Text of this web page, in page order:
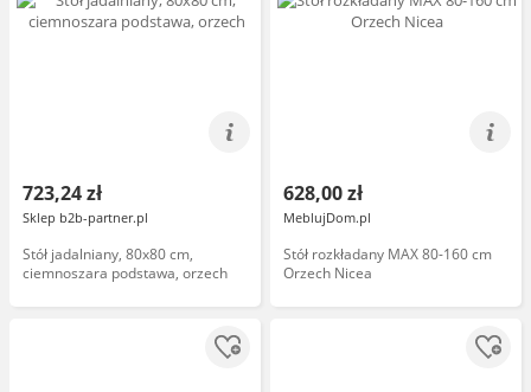
723,24 zł
Sklep b2b-partner.pl
Stół jadalniany, 80x80 cm,
ciemnoszara podstawa, orzech
628,00 zł
MeblujDom.pl
Stół rozkładany MAX 80-160 cm
Orzech Nicea